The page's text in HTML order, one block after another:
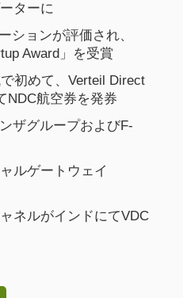
ターに
ションが評価され、
Award」を受賞
初めて、Verteil Direct
NDC航空券を発券
ザグループおよびF-
ルゲートウェイ
ネルがインドにてVDC